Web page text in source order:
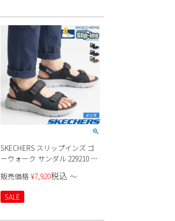
SKECHERS スリップインズ ゴ
ーウォーク サンダル 229210 メ
販売価格 ¥7,920税込 〜
SALE